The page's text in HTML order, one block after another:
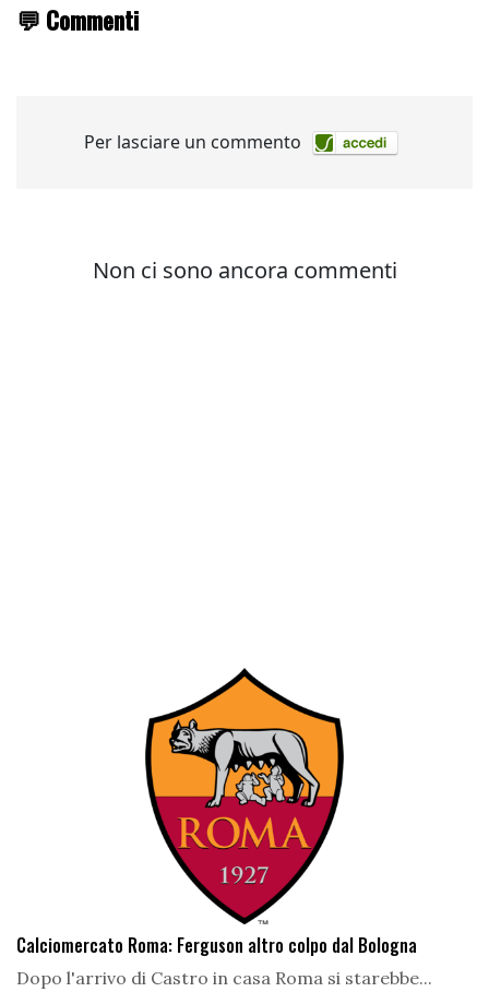
💬 Commenti
Calciomercato Roma: Ferguson altro colpo dal Bologna
Dopo l'arrivo di Castro in casa Roma si starebbe...